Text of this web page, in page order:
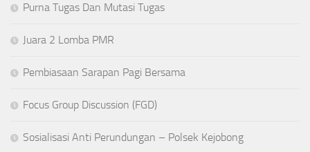
Purna Tugas Dan Mutasi Tugas
Juara 2 Lomba PMR
Pembiasaan Sarapan Pagi Bersama
Focus Group Discussion (FGD)
Sosialisasi Anti Perundungan – Polsek Kejobong